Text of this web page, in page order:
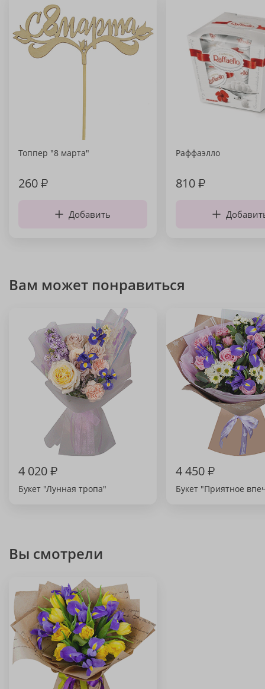
Топпер "8 марта"
260₽
Добавить
Раффаэлло
810₽
Вам может понравиться
4 020₽
Букет "Лунная тропа"
4 450₽
Букет "Приятное
Вы смотрели